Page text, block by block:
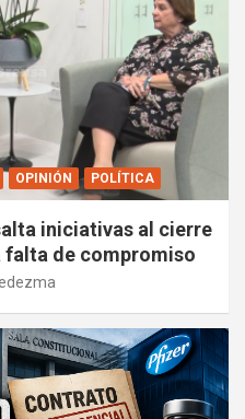
OPINIÓN POLÍTICA
iniciativas al cierre
de compromiso